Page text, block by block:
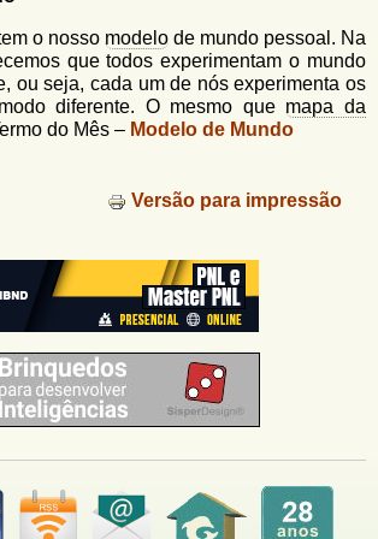
o nosso modelo de mundo pessoal. Na
que todos experimentam o mundo
ou seja, cada um de nós experimenta os
diferente. O mesmo que mapa da
do Mês – Modelo de Mundo
Versão para impressão